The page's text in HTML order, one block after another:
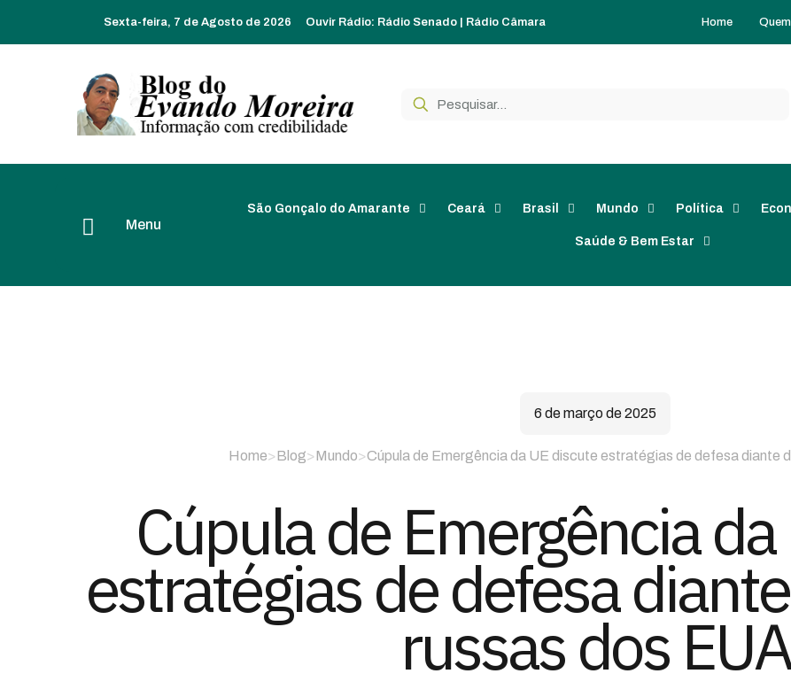
Sexta-feira, 7 de Agosto de 2026 Ouvir Rádio: Rádio Senado Rádio Câmara Home
Menu
São Gonçalo do Amarante Ceará Brasil Mundo Política
Saúde & Bem Estar
6 de março de 2025
Home> Blog> Mundo>Cúpula de Emergência da UE discute estratégias de defesa diante
Cúpula de Emergência
estratégias de defesa
russas dos EUA